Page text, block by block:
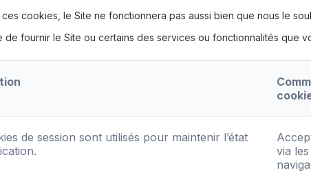
cookies, le Site ne fonctionnera pas aussi bien que nous le
de fournir le Site ou certains des services ou fonctionnalités que
de session sont utilisés pour maintenir l’état
via